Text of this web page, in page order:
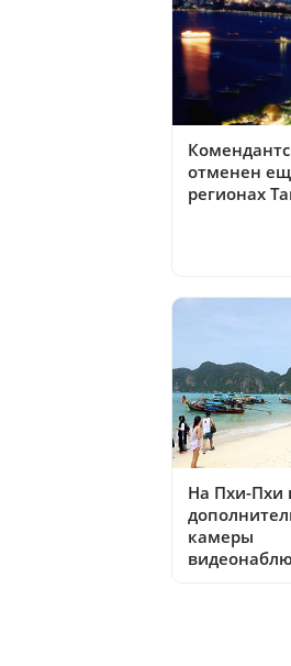
отменен
регионах
На Пхи-Пхи
камеры